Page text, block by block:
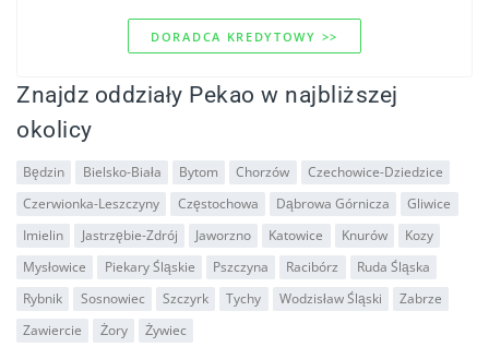
DORADCA KREDYTOWY >>
Znajdz oddziały Pekao w najbliższej
okolicy
Będzin Bielsko-Biała Bytom Chorzów
Czechowice-Dziedzice
Czerwionka-Leszczyny
Częstochowa Dąbrowa Górnicza
Gliwice
Imielin
Jastrzębie-Zdrój Jaworzno Katowice Knurów
Kozy
Mysłowice
Piekary Śląskie Pszczyna Racibórz
Ruda Śląska
Rybnik
Sosnowiec Szczyrk Tychy Wodzisław Śląski
Zabrze
Zawiercie
Żory Żywiec